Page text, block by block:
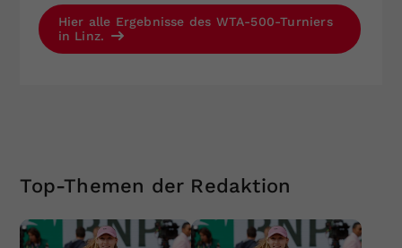
Hier alle Ergebnisse des WTA-500-Turniers
in Linz.
Top-Themen der Redaktion